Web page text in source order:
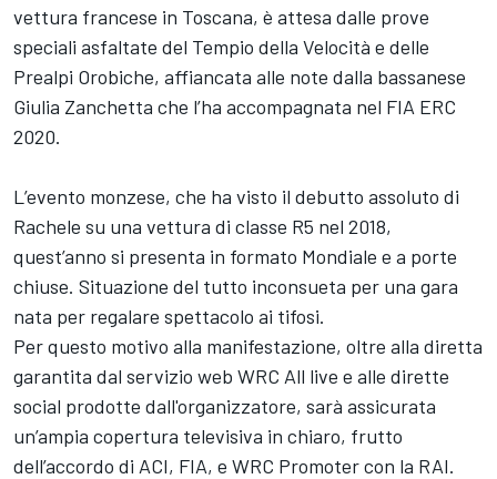
vettura francese in Toscana, è attesa dalle prove
speciali asfaltate del Tempio della Velocità e delle
Prealpi Orobiche, affiancata alle note dalla bassanese
Giulia Zanchetta che l’ha accompagnata nel FIA ERC
2020.
L’evento monzese, che ha visto il debutto assoluto di
Rachele su una vettura di classe R5 nel 2018,
quest’anno si presenta in formato Mondiale e a porte
chiuse. Situazione del tutto inconsueta per una gara
nata per regalare spettacolo ai tifosi.
Per questo motivo alla manifestazione, oltre alla diretta
garantita dal servizio web WRC All live e alle dirette
social prodotte dall'organizzatore, sarà assicurata
un’ampia copertura televisiva in chiaro, frutto
dell’accordo di ACI, FIA, e WRC Promoter con la RAI.